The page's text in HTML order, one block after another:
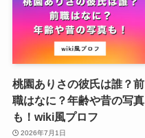
桃園ありさの彼氏は誰？前
職はなに？年齢や昔の写真
も！wiki風プロフ
2026年7月1日